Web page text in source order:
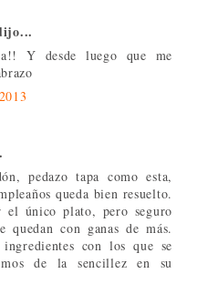
Y desde luego que me
pedazo tapa como esta,
queda bien resuelto.
el único plato, pero seguro
quedan con ganas de más.
con los que se
de la sencillez en su